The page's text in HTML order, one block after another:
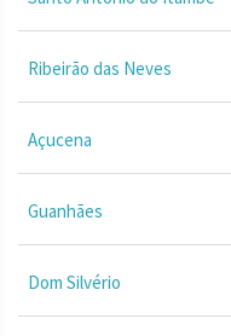
Ribeirão das Neves
Açucena
Guanhães
Dom Silvério